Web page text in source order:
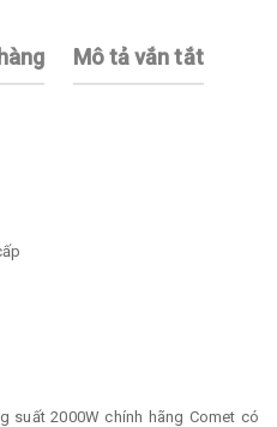
Mô tả vắn tắt
suất 2000W chính hãng Comet có